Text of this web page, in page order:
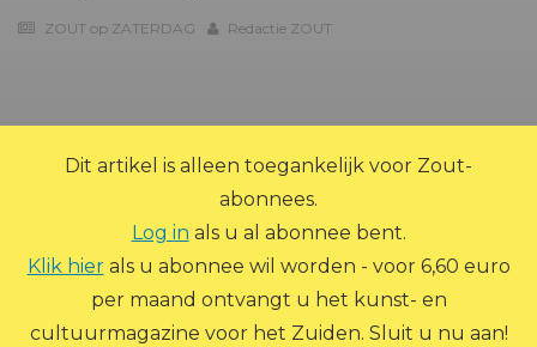
Dit artikel is alleen toegankelijk voor Zout-
abonnees.
Log in als u al abonnee bent.
Klik hierals u abonnee wil worden - voor 6,60 euro
per maand ontvangt u het kunst- en
cultuurmagazine voor het Zuiden. Sluit u nu aan!
ZOUT op ZATERDAG Redactie ZOUT
© 2026 Zout Magazine. Alle rechten voorbehouden.